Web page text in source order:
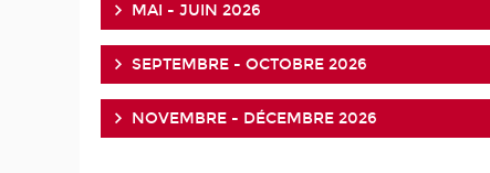
MAI - JUIN 2026
SEPTEMBRE - OCTOBRE 2026
NOVEMBRE - DÉCEMBRE 2026